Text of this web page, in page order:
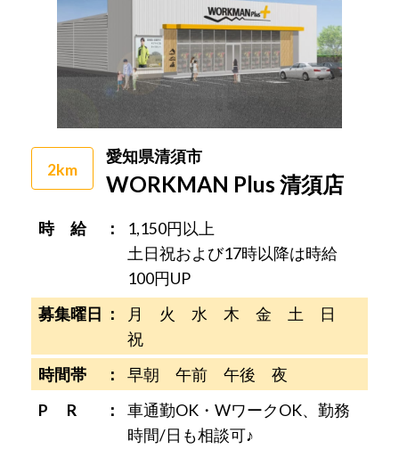
2km
愛知県清須市
WORKMAN Plus 清須店
時 給
1,150円以上
土日祝および17時以降は時給
100円UP
募集曜日
月 火 水 木 金 土 日
祝
時間帯
早朝 午前 午後 夜
P R
車通勤OK・WワークOK、勤務
時間/日も相談可♪